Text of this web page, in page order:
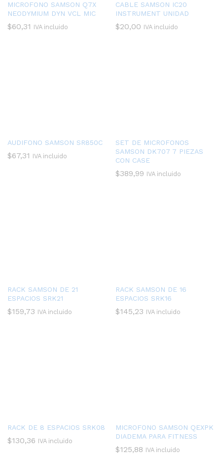
MICROFONO SAMSON Q7X
NEODYMIUM DYN VCL MIC
$60,31 IVA incluido
CABLE SAMSON IC20
INSTRUMENT UNIDAD
$20,00 IVA incluido
AUDIFONO SAMSON SR850C
$67,31 IVA incluido
SET DE MICROFONOS
SAMSON DK707 7 PIEZAS
CON CASE
$389,99 IVA incluido
RACK SAMSON DE 21
ESPACIOS SRK21
$159,73 IVA incluido
RACK SAMSON DE 16
ESPACIOS SRK16
$145,23 IVA incluido
RACK DE 8 ESPACIOS SRK08
$130,36 IVA incluido
MICROFONO SAMSON QEXPK
DIADEMA PARA FITNESS
$125,88 IVA incluido